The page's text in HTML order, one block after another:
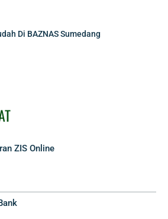
Di BAZNAS Sumedang
ZIS Online